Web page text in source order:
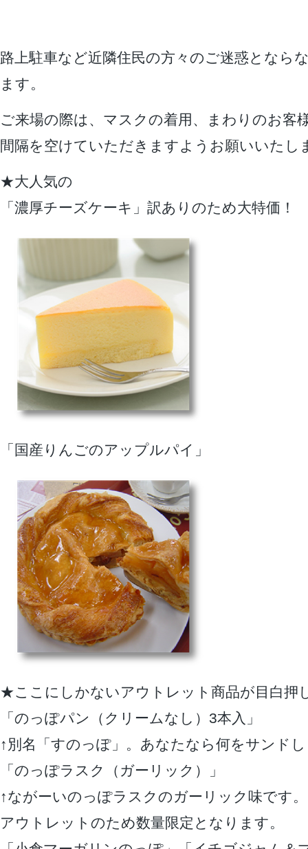
路上駐車など近隣住民の方々のご迷惑となら
ます。
ご来場の際は、マスクの着用、まわりのお客
間隔を空けていただきますようお願いいたし
★大人気の
「濃厚チーズケーキ」訳ありのため大特価！
「国産りんごのアップルパイ」
★ここにしかないアウトレット商品が目白押
「のっぽパン（クリームなし）3本入」
↑別名「すのっぽ」。あなたなら何をサンド
「のっぽラスク（ガーリック）」
↑ながーいのっぽラスクのガーリック味です。
アウトレットのため数量限定となります。